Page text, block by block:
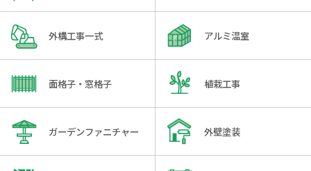
外構工事一式 アルミ温室
面格子・窓格子 植栽工事
ガーデンファニチャー 外壁塗装